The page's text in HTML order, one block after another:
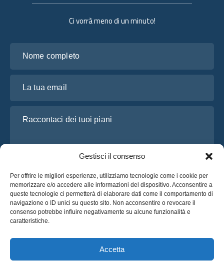
Gestisci il consenso
Per offrire le migliori esperienze, utilizziamo tecnologie come i cookie per
memorizzare e/o accedere alle informazioni del dispositivo. Acconsentire a
queste tecnologie ci permetterà di elaborare dati come il comportamento di
navigazione o ID unici su questo sito. Non acconsentire o revocare il
consenso potrebbe influire negativamente su alcune funzionalità e
caratteristiche.
Accetta
Ci vorrà meno di un minuto!
Ho letto e accetto l’Informativa sulla privacydi OsaBus
Richiedi un preventivo
Richiedi un preventivo